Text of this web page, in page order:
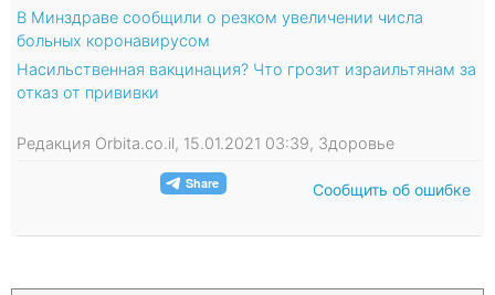
В Минздраве сообщили о резком увеличении числа
больных коронавирусом
Насильственная вакцинация? Что грозит израильтянам за
отказ от прививки
Редакция Orbita.co.il, 15.01.2021 03:39, Здоровье
Сообщить об ошибке